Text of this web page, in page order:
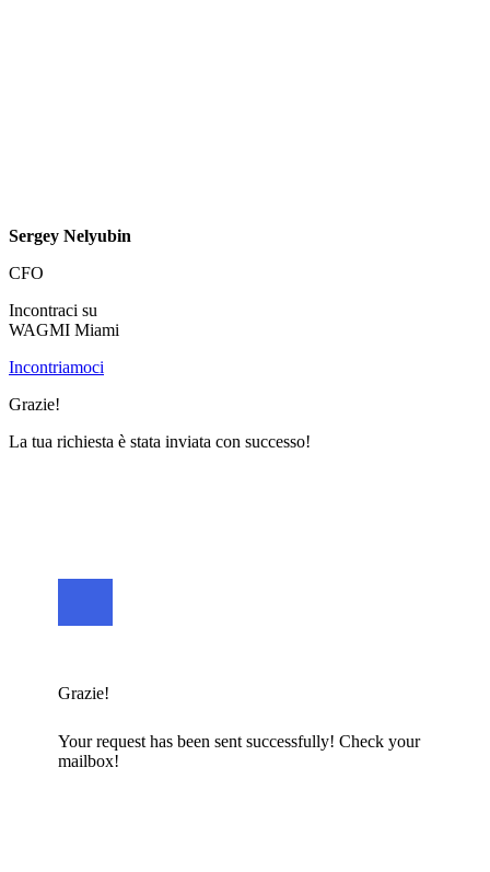
Sergey Nelyubin
CFO
Incontraci su
WAGMI Miami
Incontriamoci
Grazie!
La tua richiesta è stata inviata con successo!
Grazie!
Your request has been sent successfully! Check your
mailbox!